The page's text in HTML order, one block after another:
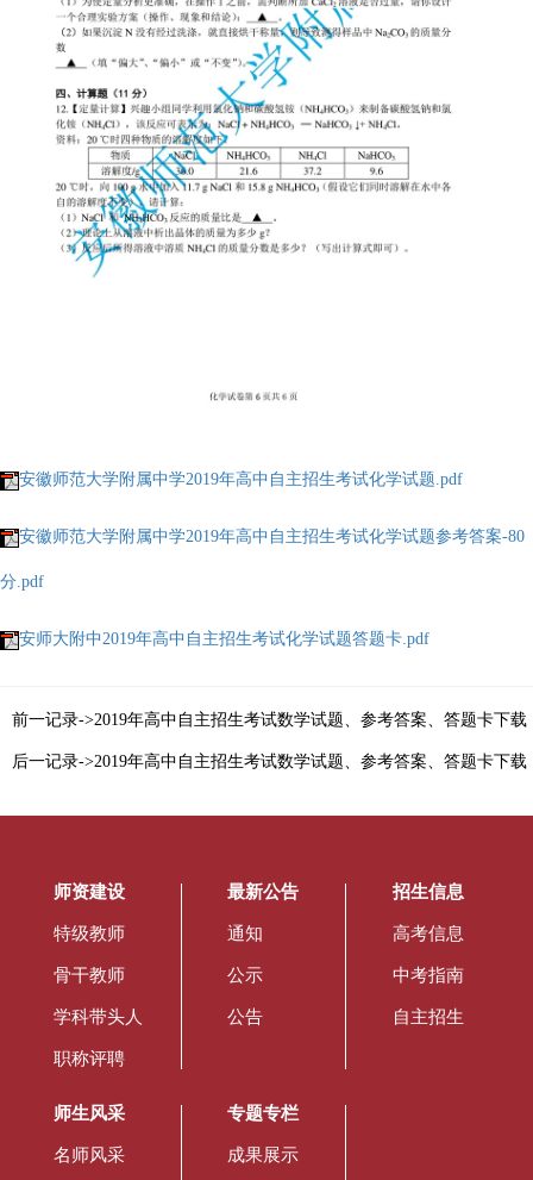
安徽师范大学附属中学2019年高中自主招生考试化学试题.pdf
安徽师范大学附属中学2019年高中自主招生考试化学试题参考答案-80
分.pdf
安师大附中2019年高中自主招生考试化学试题答题卡.pdf
前一记录->2019年高中自主招生考试数学试题、参考答案、答题卡下载
后一记录->2019年高中自主招生考试数学试题、参考答案、答题卡下载
师资建设
特级教师
骨干教师
学科带头人
职称评聘
最新公告
通知
公示
公告
招生信息
高考信息
中考指南
自主招生
师生风采
名师风采
专题专栏
成果展示